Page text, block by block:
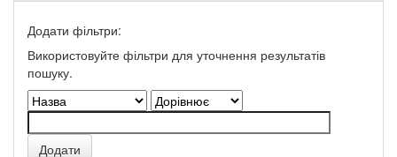
Додати фільтри:
Використовуйте фільтри для уточнення результатів
пошуку.